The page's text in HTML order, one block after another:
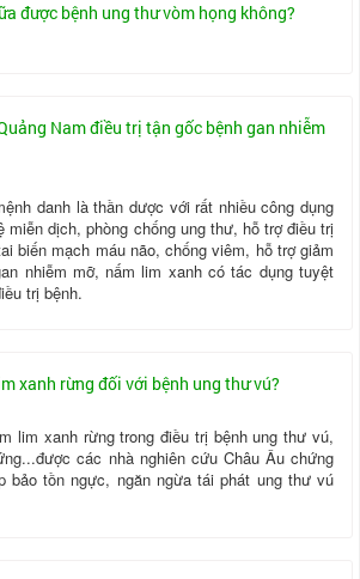
được bệnh ung thư vòm họng không?
Nam điều trị tận gốc bệnh gan nhiễm
danh là thần dược với rất nhiều công dụng
miễn dịch, phòng chống ung thư, hỗ trợ điều trị
biến mạch máu não, chống viêm, hỗ trợ giảm
nhiễm mỡ, nấm lim xanh có tác dụng tuyệt
trị bệnh.
xanh rừng đối với bệnh ung thư vú?
lim xanh rừng trong điều trị bệnh ung thư vú,
các nhà nghiên cứu Châu Âu chứng
bảo tồn ngực, ngăn ngừa tái phát ung thư vú